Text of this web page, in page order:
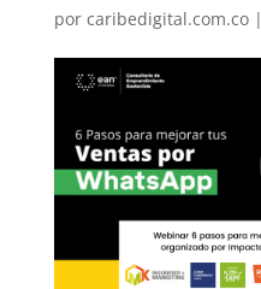
por caribedigital.com.co|